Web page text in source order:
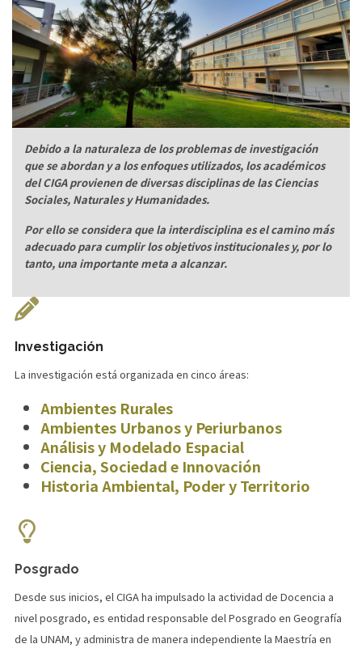
Debido a la naturaleza de los problemas de investigación
que se abordan y a los enfoques utilizados, los académicos
del CIGA provienen de diversas disciplinas de las Ciencias
Sociales, Naturales y Humanidades.
Por ello se considera que la interdisciplina es el camino más
adecuado para cumplir los objetivos institucionales y, por lo
tanto, una importante meta a alcanzar.
Investigación
La investigación está organizada en cinco áreas:
Ambientes Rurales
Ambientes Urbanos y Periurbanos
Análisis y Modelado Espacial
Ciencia, Sociedad e Innovación
Historia Ambiental, Poder y Territorio
Posgrado
Desde sus inicios, el CIGA ha impulsado la actividad de Docencia a
nivel posgrado, es entidad responsable del Posgrado en Geografía
de la UNAM, y administra de manera independiente la Maestría en